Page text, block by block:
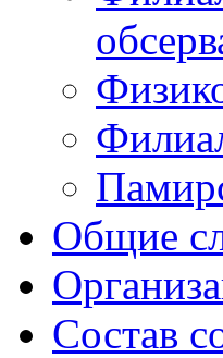
Общие
Состав